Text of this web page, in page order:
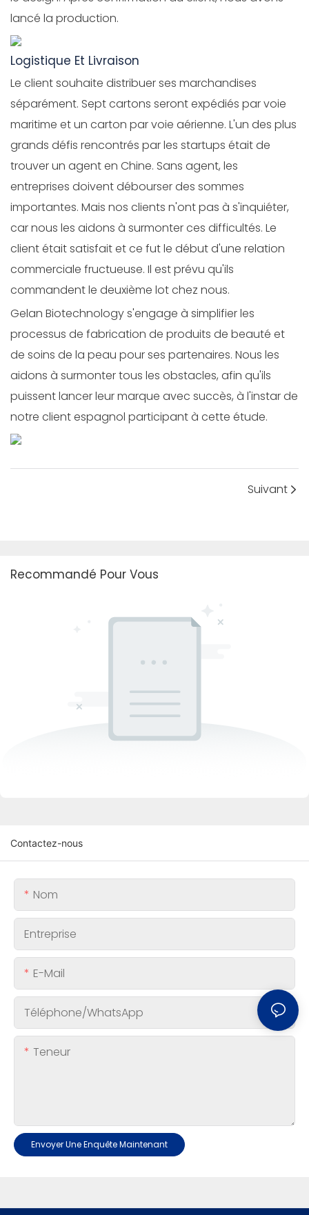
lancé la production.
Logistique Et Livraison
Le client souhaite distribuer ses marchandises
séparément. Sept cartons seront expédiés par voie
maritime et un carton par voie aérienne. L'un des plus
grands défis rencontrés par les startups était de
trouver un agent en Chine. Sans agent, les
entreprises doivent débourser des sommes
importantes. Mais nos clients n'ont pas à s'inquiéter,
car nous les aidons à surmonter ces difficultés. Le
client était satisfait et ce fut le début d'une relation
commerciale fructueuse. Il est prévu qu'ils
commandent le deuxième lot chez nous.
Gelan Biotechnology s'engage à simplifier les
processus de fabrication de produits de beauté et
de soins de la peau pour ses partenaires. Nous les
aidons à surmonter tous les obstacles, afin qu'ils
puissent lancer leur marque avec succès, à l'instar de
notre client espagnol participant à cette étude.
Suivant
Recommandé Pour Vous
Contactez-nous
Nom
Entreprise
E-Mail
Téléphone/WhatsApp
Teneur
Envoyer Une Enquête Maintenant